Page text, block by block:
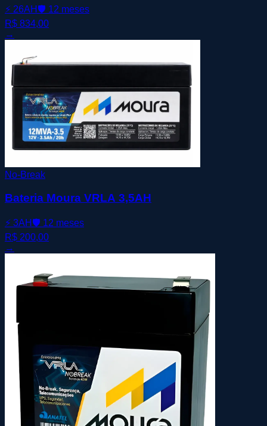
⚡ 26AH 🛡️ 12 meses
R$ 834,00
→
No-Break
Bateria Moura VRLA 3,5AH
⚡ 3AH 🛡️ 12 meses
R$ 200,00
→